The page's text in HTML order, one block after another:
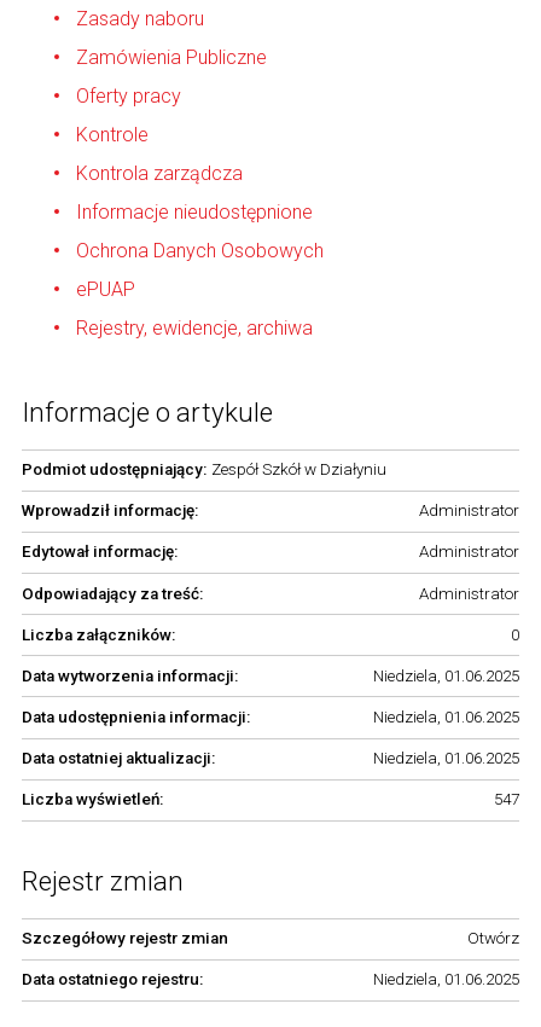
Zasady naboru
Zamówienia Publiczne
Oferty pracy
Kontrole
Kontrola zarządcza
Informacje nieudostępnione
Ochrona Danych Osobowych
ePUAP
Rejestry, ewidencje, archiwa
Informacje o artykule
Podmiot udostępniający: Zespół Szkół w Działyniu
Wprowadził informację: Administrator
Edytował informację: Administrator
Odpowiadający za treść: Administrator
Liczba załączników: 0
Data wytworzenia informacji: Niedziela, 01.06.2025
Data udostępnienia informacji: Niedziela, 01.06.2025
Data ostatniej aktualizacji: Niedziela, 01.06.2025
Liczba wyświetleń: 547
Rejestr zmian
Szczegółowy rejestr zmian Otwórz
Data ostatniego rejestru: Niedziela, 01.06.2025